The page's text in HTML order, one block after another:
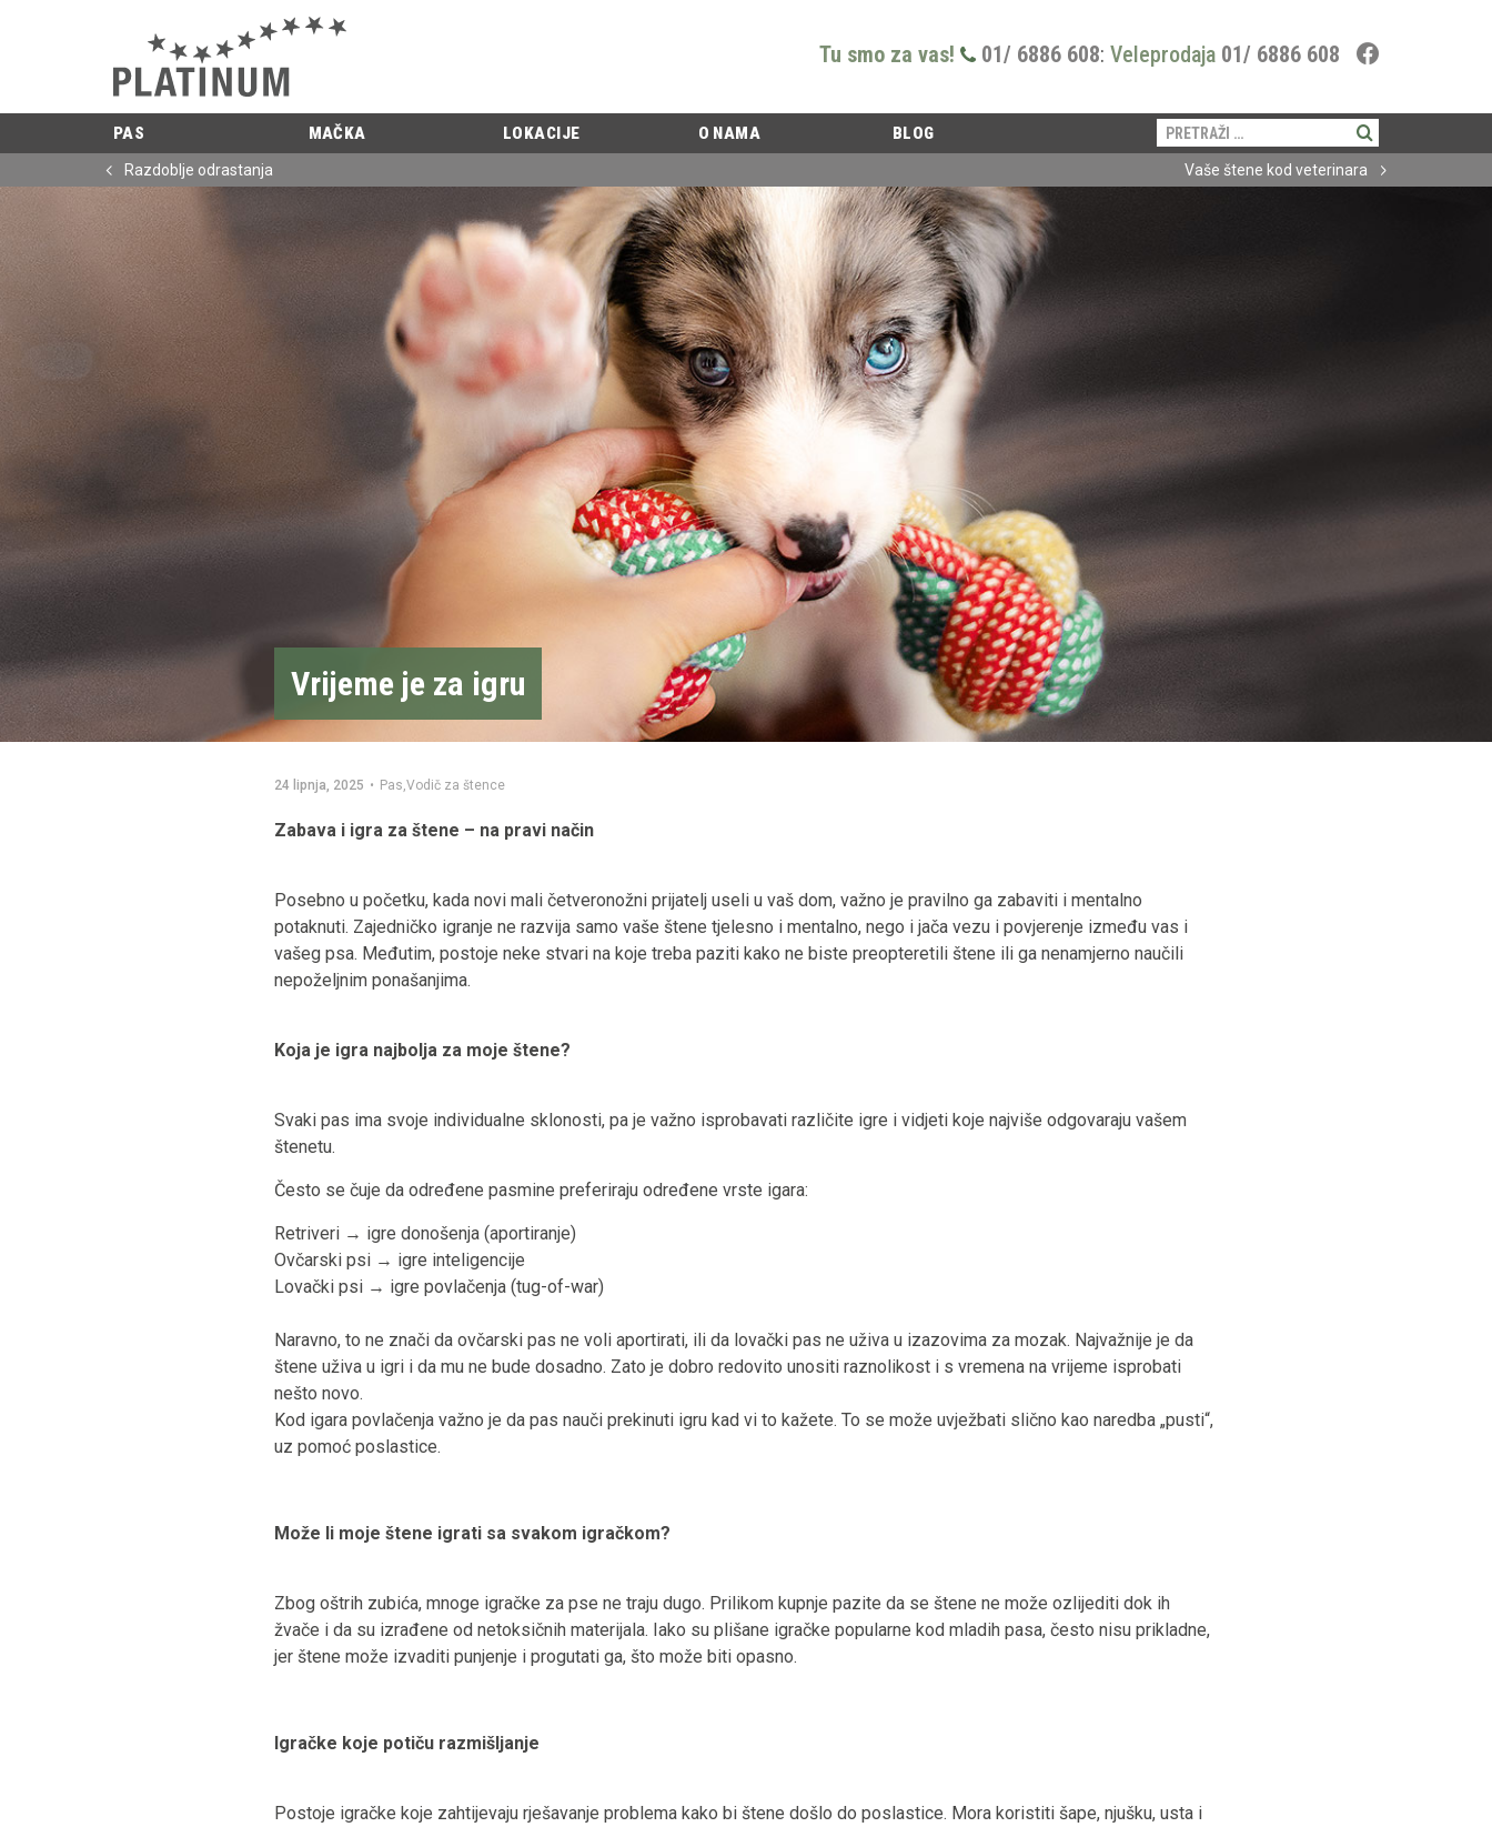
Tu smo za vas! 01/ 6886 608: Veleprodaja 01/ 6886 608
Pretraži:
PAS MAČKA LOKACIJE O NAMA BLOG
Razdoblje odrastanja Vaše štene kod veterinara
Vrijeme je za igru
24 lipnja, 2025 • Pas Vodič za štence
Zabava i igra za štene – na pravi način
Posebno u početku, kada novi mali četveronožni prijatelj useli u vaš dom, važno je pravilno ga zabaviti i mentalno
potaknuti. Zajedničko igranje ne razvija samo vaše štene tjelesno i mentalno, nego i jača vezu i povjerenje između vas i
vašeg psa. Međutim, postoje neke stvari na koje treba paziti kako ne biste preopteretili štene ili ga nenamjerno naučili
nepoželjnim ponašanjima.
Koja je igra najbolja za moje štene?
Svaki pas ima svoje individualne sklonosti, pa je važno isprobavati različite igre i vidjeti koje najviše odgovaraju vašem
štenetu.
Često se čuje da određene pasmine preferiraju određene vrste igara:
Retriveri → igre donošenja (aportiranje)
Ovčarski psi → igre inteligencije
Lovački psi → igre povlačenja (tug-of-war)
Naravno, to ne znači da ovčarski pas ne voli aportirati, ili da lovački pas ne uživa u izazovima za mozak. Najvažnije je da
štene uživa u igri i da mu ne bude dosadno. Zato je dobro redovito unositi raznolikost i s vremena na vrijeme isprobati
nešto novo.
Kod igara povlačenja važno je da pas nauči prekinuti igru kad vi to kažete. To se može uvježbati slično kao naredba „pusti“,
uz pomoć poslastice.
Može li moje štene igrati sa svakom igračkom?
Zbog oštrih zubića, mnoge igračke za pse ne traju dugo. Prilikom kupnje pazite da se štene ne može ozlijediti dok ih
žvače i da su izrađene od netoksičnih materijala. Iako su plišane igračke popularne kod mladih pasa, često nisu prikladne,
jer štene može izvaditi punjenje i progutati ga, što može biti opasno.
Igračke koje potiču razmišljanje
Postoje igračke koje zahtijevaju rješavanje problema kako bi štene došlo do poslastice. Mora koristiti šape, njušku, usta i